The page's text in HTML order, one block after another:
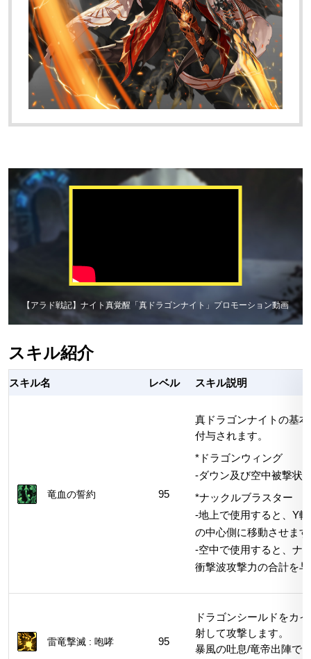
【アラド戦記】ナイト真覚醒「真ドラゴンナイト」プロモーション動画
スキル紹介
スキル名 レベル スキル説明
竜血の誓約 95
真ドラゴンナイトの基
付与されます。
*ドラゴンウィング
-ダウン及び空中被撃状
*ナックルブラスター
-地上で使用すると、Y
の中心側に移動させま
-空中で使用すると、ナ
衝撃波攻撃力の合計を
雷竜撃滅 : 咆哮 95
ドラゴンシールドをカ
射して攻撃します。
暴風の吐息/竜帝出陣で